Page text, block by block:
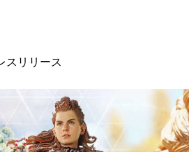
スリリース